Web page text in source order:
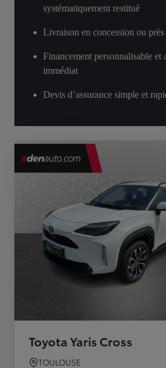
systématiquement restitué
Livraison en concession ou
Financement personnalisable et
immédiat
Devis d’assurance simple et
Toyota Yaris Cross
TOULOUSE